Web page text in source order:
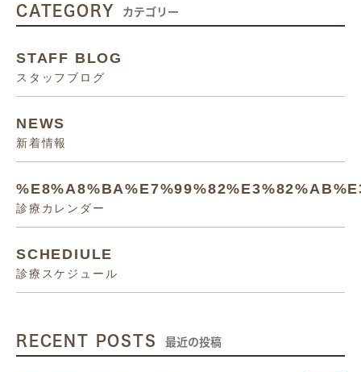
CATEGORY カテゴリー
STAFF BLOG
スタッフブログ
NEWS
新着情報
診療カレンダー
SCHEDIULE
診療スケジュール
RECENT POSTS 最近の投稿